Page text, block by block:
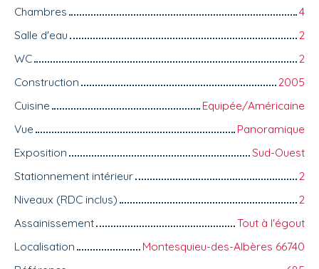
Chambres
4
Salle d'eau
2
WC
2
Construction
2005
Cuisine
Equipée/Américaine
Vue
Panoramique
Exposition
Sud-Ouest
Stationnement intérieur
2
Niveaux (RDC inclus)
2
Assainissement
Tout à l'égout
Localisation
Montesquieu-des-Albères 66740